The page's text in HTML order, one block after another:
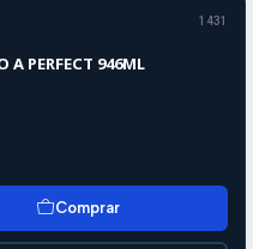
1431
A PERFECT 946ML
Comprar